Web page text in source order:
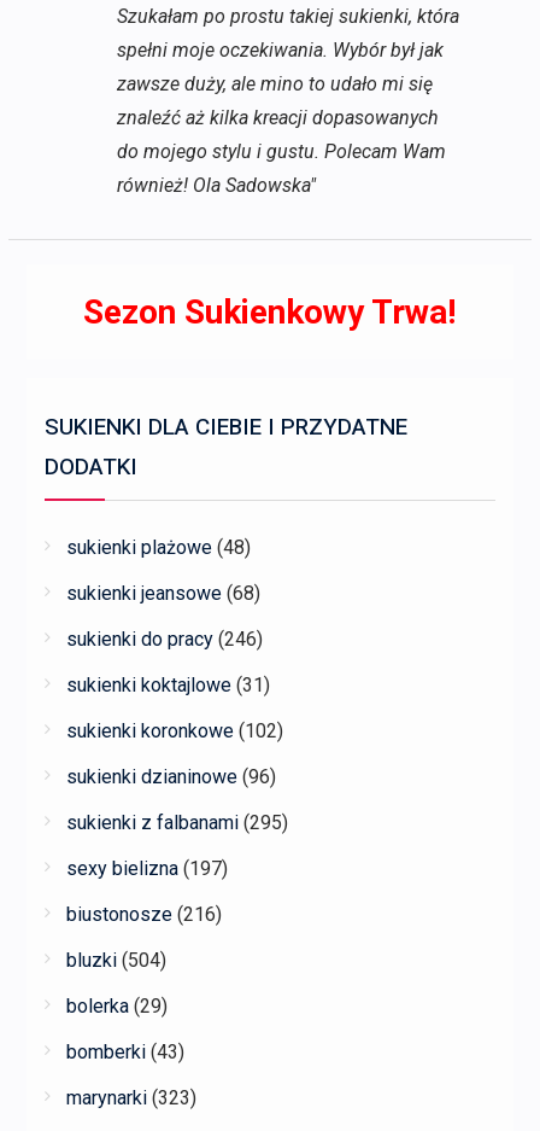
Szukałam po prostu takiej sukienki, która
spełni moje oczekiwania. Wybór był jak
zawsze duży, ale mino to udało mi się
znaleźć aż kilka kreacji dopasowanych
do mojego stylu i gustu. Polecam Wam
również! Ola Sadowska"
Sezon Sukienkowy Trwa!
SUKIENKI DLA CIEBIE I PRZYDATNE
DODATKI
sukienki plażowe (48)
sukienki jeansowe (68)
sukienki do pracy (246)
sukienki koktajlowe (31)
sukienki koronkowe (102)
sukienki dzianinowe (96)
sukienki z falbanami (295)
sexy bielizna (197)
biustonosze (216)
bluzki (504)
bolerka (29)
bomberki (43)
marynarki (323)